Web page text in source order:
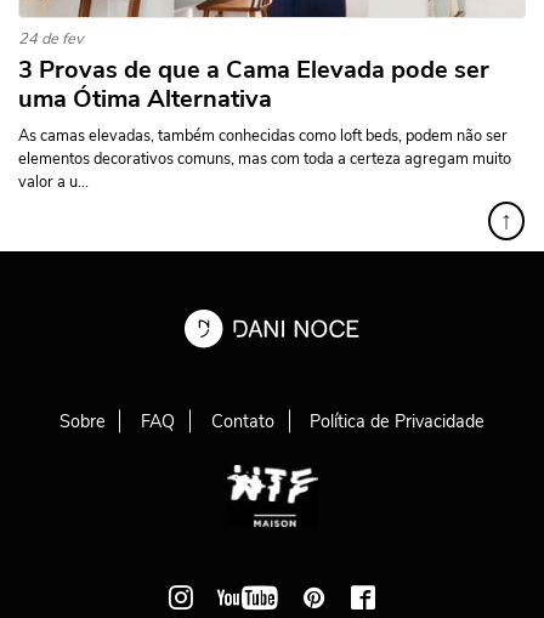
24 de fev
3 Provas de que a Cama Elevada pode ser
uma Ótima Alternativa
As camas elevadas, também conhecidas como loft beds, podem não ser
elementos decorativos comuns, mas com toda a certeza agregam muito
valor a u...
↑
Sobre FAQ Contato Política de Privacidade